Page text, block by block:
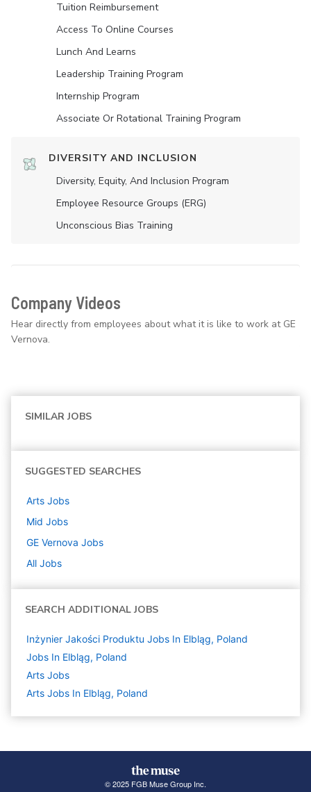
Tuition Reimbursement
Access To Online Courses
Lunch And Learns
Leadership Training Program
Internship Program
Associate Or Rotational Training Program
DIVERSITY AND INCLUSION
Diversity, Equity, And Inclusion Program
Employee Resource Groups (ERG)
Unconscious Bias Training
Company Videos
Hear directly from employees about what it is like to work at GE
Vernova.
SIMILAR JOBS
SUGGESTED SEARCHES
Arts Jobs
Mid Jobs
GE Vernova Jobs
All Jobs
SEARCH ADDITIONAL JOBS
Inżynier Jakości Produktu Jobs In Elbląg, Poland
Jobs In Elbląg, Poland
Arts Jobs
Arts Jobs In Elbląg, Poland
© 2025 FGB Muse Group Inc.